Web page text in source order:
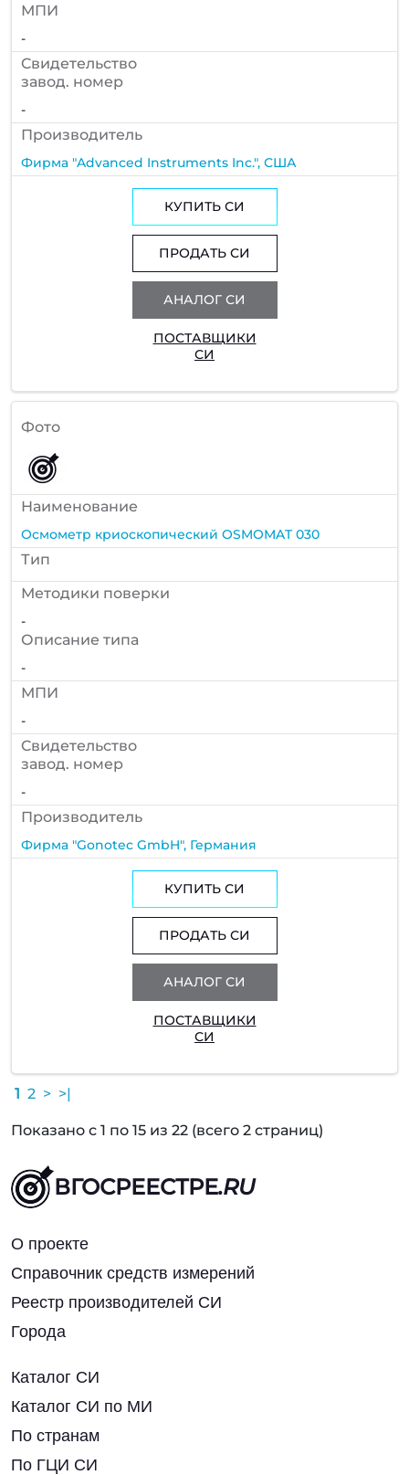
МПИ
-
Cвидетельство
завод. номер
-
Производитель
Фирма "Advanced Instruments Inc.", США
КУПИТЬ СИ
ПРОДАТЬ СИ
АНАЛОГ СИ
ПОСТАВЩИКИ
СИ
Фото
Наименование
Осмометр криоскопический OSMOMAT 030
Тип
Методики поверки
-
Описание типа
-
МПИ
-
Cвидетельство
завод. номер
-
Производитель
Фирма "Gonotec GmbH", Германия
КУПИТЬ СИ
ПРОДАТЬ СИ
АНАЛОГ СИ
ПОСТАВЩИКИ
СИ
1 2 > >|
Показано с 1 по 15 из 22 (всего 2 страниц)
ВГОСРЕЕСТРЕ.RU
О проекте
Справочник средств измерений
Реестр производителей СИ
Города
Каталог СИ
Каталог СИ по МИ
По странам
По ГЦИ СИ